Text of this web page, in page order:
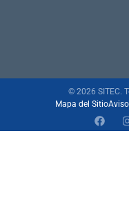
© 2026 SITEC.
Mapa del Sitio